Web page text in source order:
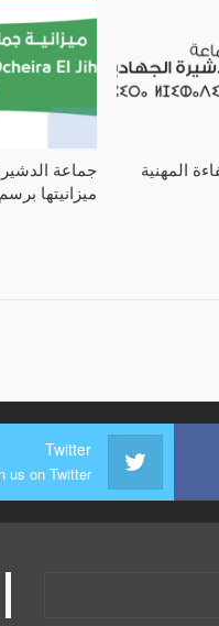
المهنية
جماعة
ميزانيتها برسم
Twitter
us on Twitter